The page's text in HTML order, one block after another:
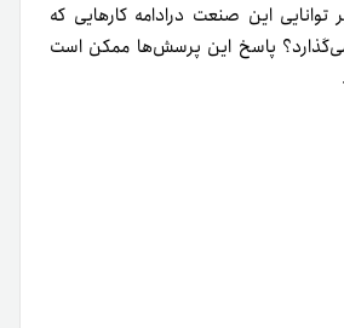
توانایی این صنعت در‌ادامه کارهایی که
می‌گذارد؟ پاسخ این پرسش‌ها ممکن است